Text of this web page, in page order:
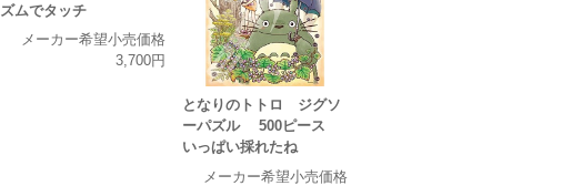
ズムでタッチ
メーカー希望小売価格
3,700円
となりのトトロ ジグソ
ーパズル 500ピース
いっぱい採れたね
メーカー希望小売価格